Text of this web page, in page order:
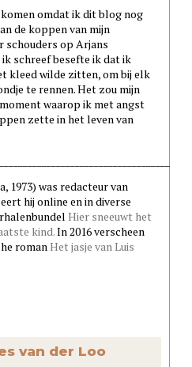
omdat ik dit blog nog
de koppen van mijn
schouders op Arjans
schreef besefte ik dat ik
kleed wilde zitten, om bij elk
te rennen. Het zou mijn
waarop ik met angst
zette in het leven van
1973) was redacteur van
hij online en in diverse
Hier sneeuwt het
kind.In 2016 verscheen
romanHet jasje van Luis
van der Loo